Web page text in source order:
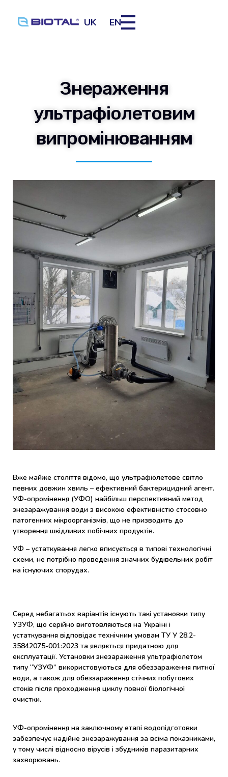
UK EN
Знераження
ультрафіолетовим
випромінюванням
Вже майже століття відомо, що ультрафіолетове світло
певних довжин хвиль – ефективний бактерицидний агент.
УФ-опромінення (УФО) найбільш перспективний метод
знезаражування води з високою ефективністю стосовно
патогенних мікроорганізмів, що не призводить до
утворення шкідливих побічних продуктів.
УФ – устаткування легко вписується в типові технологічні
схеми, не потрібно проведення значних будівельних робіт
на існуючих спорудах.
Серед небагатьох варіантів існують такі установки типу
УЗУФ, що серійно виготовляються на Україні і
устаткування відповідає технічним умовам ТУ У 28.2-
35842075-001:2023 та являється придатною для
експлуатації. Установки знезараження ультрафіолетом
типу “УЗУФ” використовуються для обеззараження питної
води, а також для обеззараження стічних побутових
стоків після проходження циклу повної біологічної
очистки.
УФ-опромінення на заключному етапі водопідготовки
забезпечує надійне знезаражування за всіма показниками,
у тому числі відносно вірусів і збудників паразитарних
захворювань.